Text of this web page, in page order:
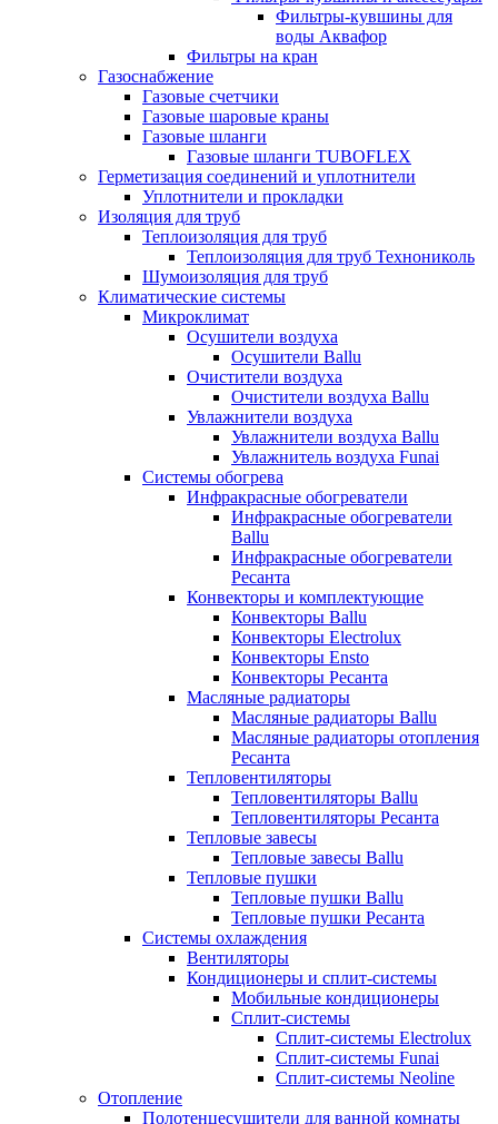
Фильтры-кувшины для
воды Аквафор
Фильтры на кран
Газоснабжение
Газовые счетчики
Газовые шаровые краны
Газовые шланги
Газовые шланги TUBOFLEX
Герметизация соединений и уплотнители
Уплотнители и прокладки
Изоляция для труб
Теплоизоляция для труб
Теплоизоляция для труб Технониколь
Шумоизоляция для труб
Климатические системы
Микроклимат
Осушители воздуха
Осушители Ballu
Очистители воздуха
Очистители воздуха Ballu
Увлажнители воздуха
Увлажнители воздуха Ballu
Увлажнитель воздуха Funai
Системы обогрева
Инфракрасные обогреватели
Инфракрасные обогреватели
Ballu
Инфракрасные обогреватели
Ресанта
Конвекторы и комплектующие
Конвекторы Ballu
Конвекторы Electrolux
Конвекторы Ensto
Конвекторы Ресанта
Масляные радиаторы
Масляные радиаторы Ballu
Масляные радиаторы отопления
Ресанта
Тепловентиляторы
Тепловентиляторы Ballu
Тепловентиляторы Ресанта
Тепловые завесы
Тепловые завесы Ballu
Тепловые пушки
Тепловые пушки Ballu
Тепловые пушки Ресанта
Системы охлаждения
Вентиляторы
Кондиционеры и сплит-системы
Мобильные кондиционеры
Сплит-системы
Сплит-системы Electrolux
Сплит-системы Funai
Сплит-системы Neoline
Отопление
Полотенцесушители для ванной комнаты